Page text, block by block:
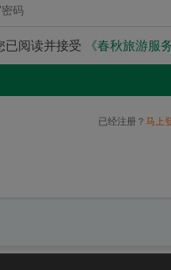
已阅读并接受 《春秋旅游服
已经注册？ 马上